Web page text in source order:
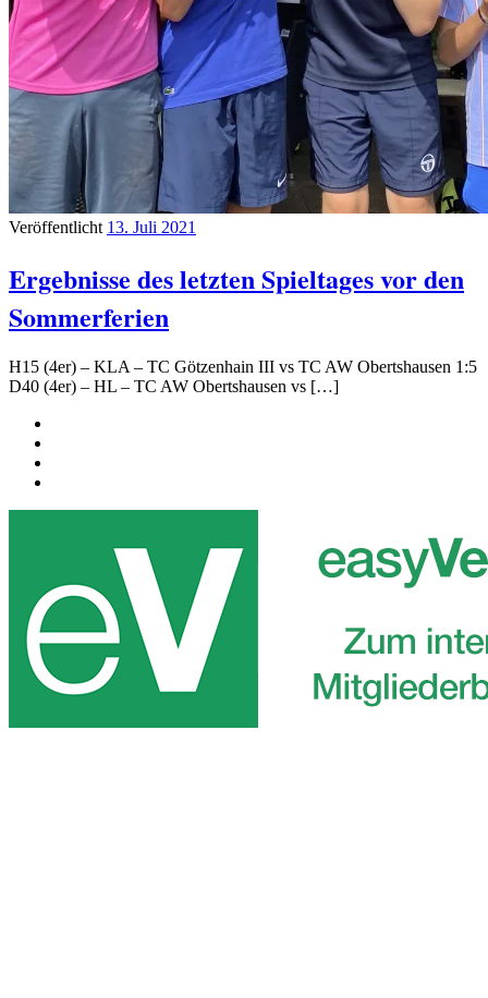
Veröffentlicht 13. Juli 2021
Ergebnisse des letzten Spieltages vor den
Sommerferien
H15 (4er) – KLA – TC Götzenhain III vs TC AW Obertshausen 1:5
D40 (4er) – HL – TC AW Obertshausen vs […]